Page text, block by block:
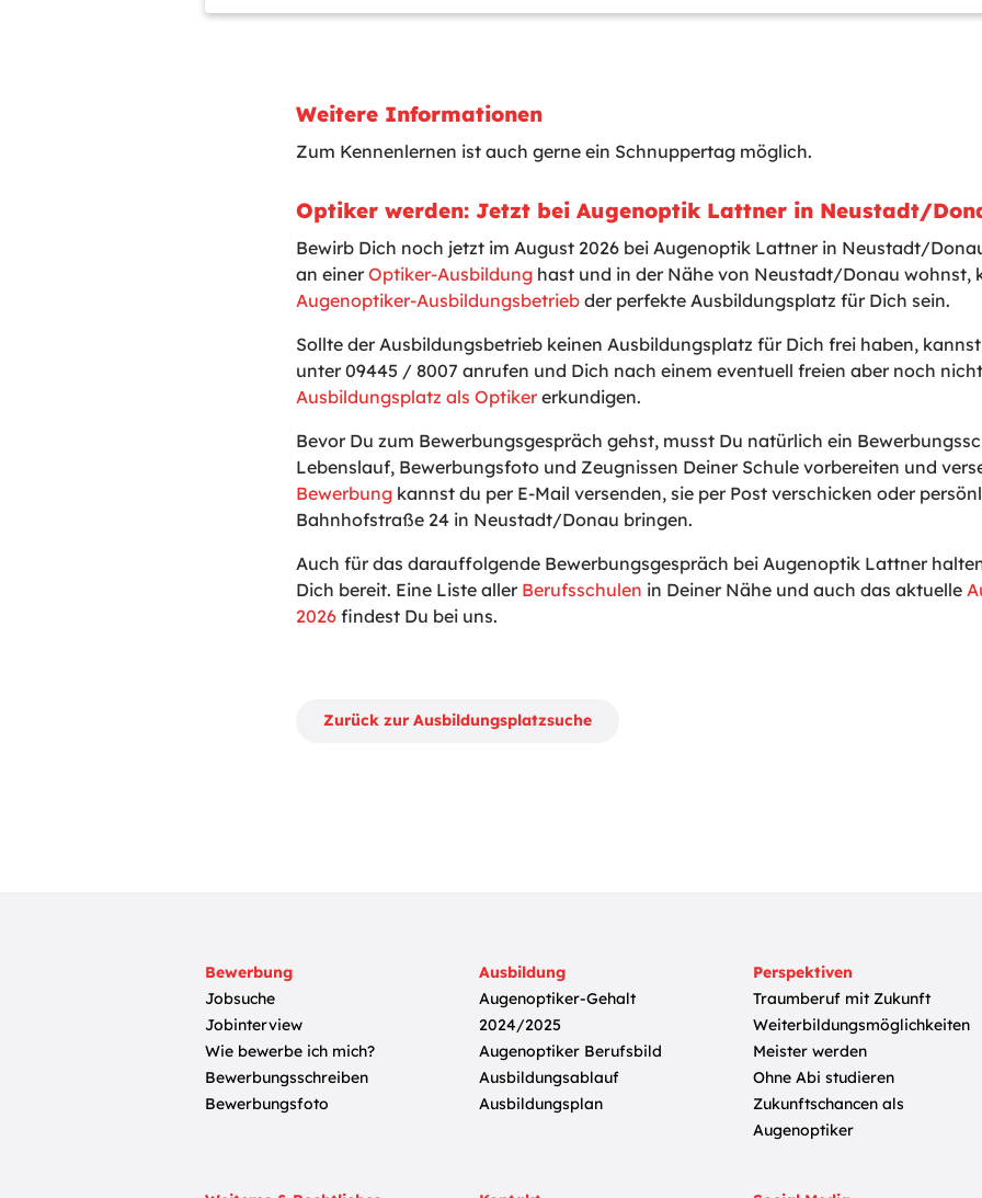
Weitere Informationen
Zum Kennenlernen ist auch gerne ein Schnuppertag möglich.
Optiker werden: Jetzt bei Augenoptik Lattner in Neustadt/
Bewirb Dich noch jetzt im August 2026 bei Augenoptik Lattner in Neustadt/
an einerOptiker-Ausbildung hast und in der Nähe von Neustadt/Donau wohnst,
Augenoptiker-Ausbildungsbetrieb der perfekte Ausbildungsplatz für Dich sein.
Sollte der Ausbildungsbetrieb keinen Ausbildungsplatz für Dich frei haben,
unter 09445 / 8007 anrufen und Dich nach einem eventuell freien aber noch
Ausbildungsplatz als Optiker erkundigen.
Bevor Du zum Bewerbungsgespräch gehst, musst Du natürlich ein
Lebenslauf, Bewerbungsfoto und Zeugnissen Deiner Schule vorbereiten und
Bewerbung kannst du per E-Mail versenden, sie per Post verschicken oder
Bahnhofstraße 24 in Neustadt/Donau bringen.
Auch für das darauffolgende Bewerbungsgespräch bei Augenoptik Lattner
Dich bereit. Eine Liste aller Berufsschulen in Deiner Nähe und auch das aktuelle
2026 findest Du bei uns.
Zurück zur Ausbildungsplatzsuche
Bewerbung
Jobsuche
Jobinterview
Wie bewerbe ich mich?
Bewerbungsschreiben
Bewerbungsfoto
Ausbildung
Augenoptiker-Gehalt
2024/2025
Augenoptiker Berufsbild
Ausbildungsablauf
Ausbildungsplan
Perspektiven
Traumberuf mit Zukunft
Weiterbildungsmöglichkeiten
Meister werden
Ohne Abi studieren
Zukunftschancen als
Augenoptiker